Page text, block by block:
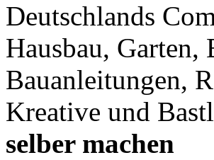
Deutschlands
Hausbau,
Bauanleitungen,
Kreative und
selber machen